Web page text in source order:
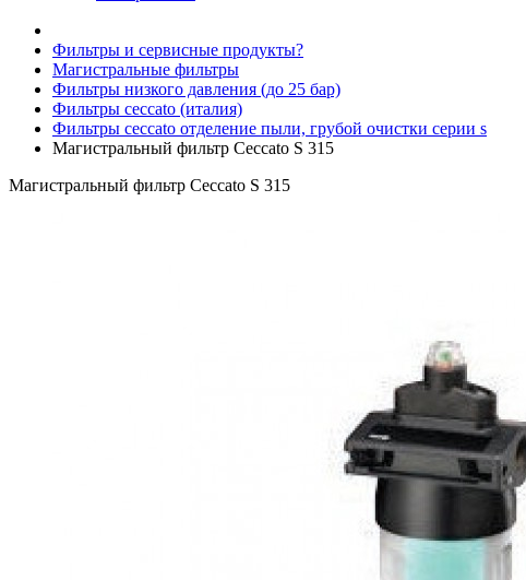
Фильтры и сервисные продукты?
Магистральные фильтры
Фильтры низкого давления (до 25 бар)
Фильтры ceccato (италия)
Фильтры ceccato отделение пыли, грубой очистки серии s
Магистральный фильтр Ceccato S 315
Магистральный фильтр Ceccato S 315